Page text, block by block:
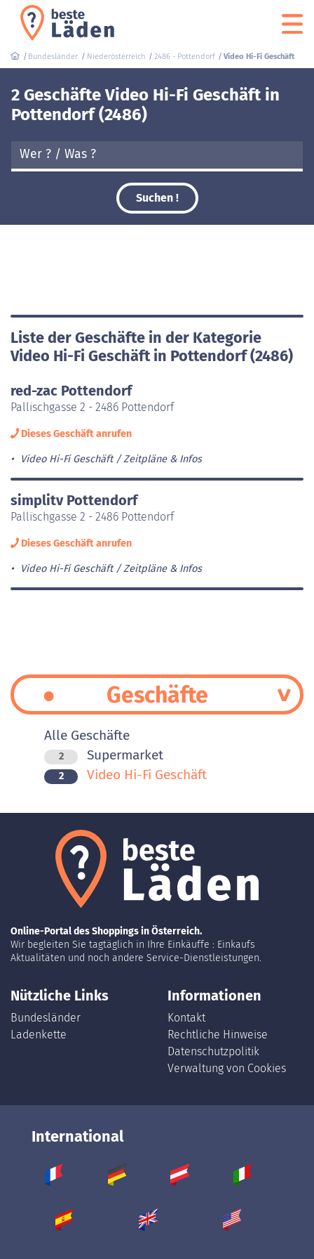
Bundesländer Niederösterreich 2486 - Pottendorf Video Hi-Fi Geschäft
2 Geschäfte Video Hi-Fi Geschäft in
Pottendorf (2486)
Suchen !
Liste der Geschäfte in der Kategorie
Video Hi-Fi Geschäft in Pottendorf (2486)
red-zac Pottendorf
Pallischgasse 2 - 2486 Pottendorf
Dieses Geschäft anrufen
Video Hi-Fi Geschäft Zeitpläne & Infos
simplitv Pottendorf
Pallischgasse 2 - 2486 Pottendorf
Dieses Geschäft anrufen
Video Hi-Fi Geschäft Zeitpläne & Infos
Geschäfte
Alle Geschäfte
2 Supermarket
2 Video Hi-Fi Geschäft
Online-Portal des Shoppings in Österreich.
Wir begleiten Sie tagtäglich in Ihre Einkäuffe : Einkaufs
Aktualitäten und noch andere Service-Dienstleistungen.
Nützliche Links
Bundesländer
Ladenkette
Informationen
Kontakt
Rechtliche Hinweise
Datenschutzpolitik
Verwaltung von Cookies
International